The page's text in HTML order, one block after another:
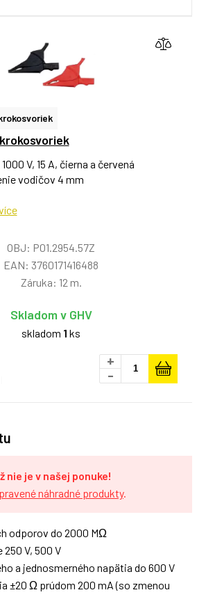
1000 V, 15 A, čierna a červená
vodičov 4 mm
OBJ: P01.2954.57Z
EAN: 3760171416488
Záruka: 12 m.
Skladom v GHV
skladom 1 ks
+
-
nie je v našej ponuke!
náhradné produkty.
odporov do 2000 MΩ
V, 500 V
a jednosmerného napätia do 600 V
±20 Ω prúdom 200 mA (so zmenou